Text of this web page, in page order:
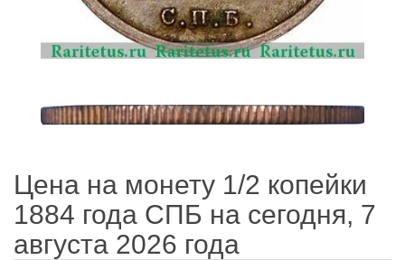
Цена на монету 1/2 копейки
1884 года СПБ на сегодня, 7
августа 2026 года